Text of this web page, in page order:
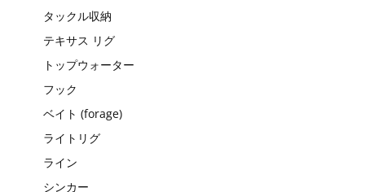
タックル収納
テキサス リグ
トップウォーター
フック
ベイト (forage)
ライトリグ
ライン
シンカー